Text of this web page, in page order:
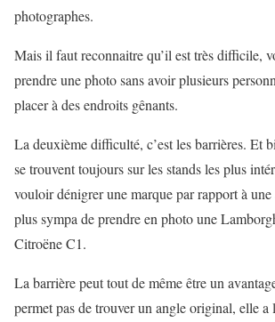
photographes.
Mais il faut reconnaitre qu’il est très difficile,
prendre une photo sans avoir plusieurs
placer à des endroits gênants.
La deuxième difficulté, c’est les barrières. Et
se trouvent toujours sur les stands les plus
vouloir dénigrer une marque par rapport à une
plus sympa de prendre en photo une
Citroëne C1.
La barrière peut tout de même être un
permet pas de trouver un angle original, elle a